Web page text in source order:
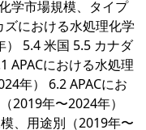
学市場規模、タイプ
における水処理化学
5.4 米国 5.5 カナダ
APACにおける水処理
年） 6.2 APACにお
2019年〜2024年）
、用途別（2019年〜